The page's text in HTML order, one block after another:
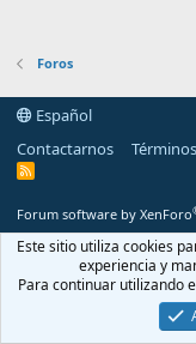
Foros
Español
Contactarnos
R
Forum software by XenForo
Este sitio utiliza cookies
experiencia y
Para continuar utilizando